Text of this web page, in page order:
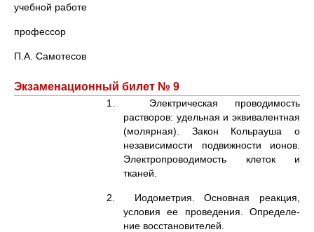
учебной работе
профессор
П.А. Самотесов
Экзаменационный билет № 9
1. Электрическая проводимость
растворов: удельная и эквивалентная
(молярная). Закон Кольрауша о
независимости подвижности ионов.
Электропроводимость клеток и
тканей.
2. Иодометрия. Основная реакция,
условия ее проведения. Определе-
ние восстановителей.